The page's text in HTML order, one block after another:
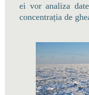
ei vor analiza
concentrația de